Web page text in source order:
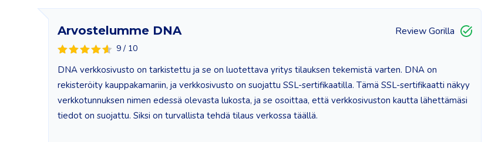
Arvostelumme DNA
9 / 10
Review Gorilla
DNA verkkosivusto on tarkistettu ja se on luotettava yritys tilauksen tekemistä varten. DNA on
rekisteröity kauppakamariin, ja verkkosivusto on suojattu SSL-sertifikaatilla. Tämä SSL-sertifikaatti näkyy
verkkotunnuksen nimen edessä olevasta lukosta, ja se osoittaa, että verkkosivuston kautta lähettämäsi
tiedot on suojattu. Siksi on turvallista tehdä tilaus verkossa täällä.